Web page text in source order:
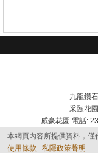
九龍鑽
采頣花
威豪花園 電話:
本網頁內容所提供資料，
使用條款
私隱政策聲明